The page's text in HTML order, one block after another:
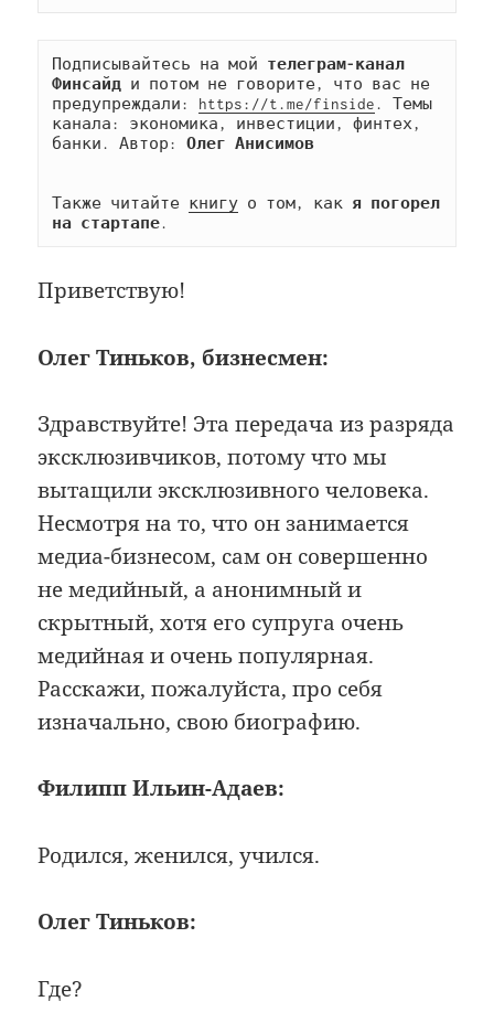
Подписывайтесь на мой телеграм-канал
Финсайд и потом не говорите, что вас не
предупреждали: https://t.me/finside. Темы
канала: экономика, инвестиции, финтех,
банки. Автор: Олег Анисимов
Также читайте книгу о том, как я погорел
на стартапе.
Приветствую!
Олег Тиньков, бизнесмен:
Здравствуйте! Эта передача из разряда
эксклюзивчиков, потому что мы
вытащили эксклюзивного человека.
Несмотря на то, что он занимается
медиа-бизнесом, сам он совершенно
не медийный, а анонимный и
скрытный, хотя его супруга очень
медийная и очень популярная.
Расскажи, пожалуйста, про себя
изначально, свою биографию.
Филипп Ильин-Адаев:
Родился, женился, учился.
Олег Тиньков:
Где?